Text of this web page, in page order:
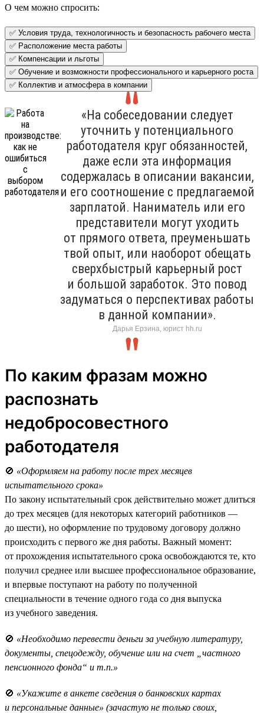
О чем можно спросить:
✅ Условия труда, технологичность и безопасность рабочего места
✅ Расположение места работы
✅ Компенсации и льготы
✅ Обучение и возможности профессионального и карьерного роста
✅ Коллектив и атмосфера в компании
«На собеседовании следует
уточнить у потенциального
работодателя круг обязанностей,
даже если эта информация
содержалась в описании вакансии,
и его соотношение с предлагаемой
зарплатой. Наниматель или его
представители могут уходить
от прямого ответа, преуменьшать
твой опыт, или наоборот обещать
сверхбыстрый карьерный рост
и большой заработок. Это повод
задуматься о перспективах работы
в данной компании».
Дарья Ерзина, юрист hh.ru
По каким фразам можно
распознать
недобросовестного
работодателя
🚫 «Оформляем на работу после трех месяцев
испытательного срока»
По закону испытательный срок действительно может длиться
до трех месяцев (для некоторых категорий работников —
до шести), но оформление по трудовому договору должно
происходить с первого же дня работы. Важный момент:
от прохождения испытательного срока освобождаются те, кто
получил среднее или высшее профессиональное образование,
и впервые поступают на работу по полученной
специальности в течение одного года со дня выпуска
из учебного заведения.
🚫 «Необходимо перевести деньги за учебную литературу,
документы, спецодежду, обучение или на счет „частного
пенсионного фонда“ и т.п.»
🚫 «Укажите в анкете сведения о банковских картах
и персональные данные» (зачастую не только своих,